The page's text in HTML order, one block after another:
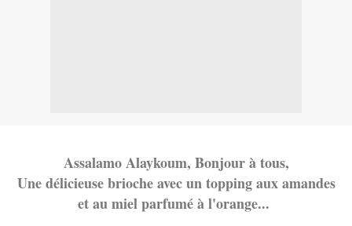
Assalamo Alaykoum, Bonjour à tous,
Une délicieuse brioche avec un topping aux amandes
et au miel parfumé à l'orange...